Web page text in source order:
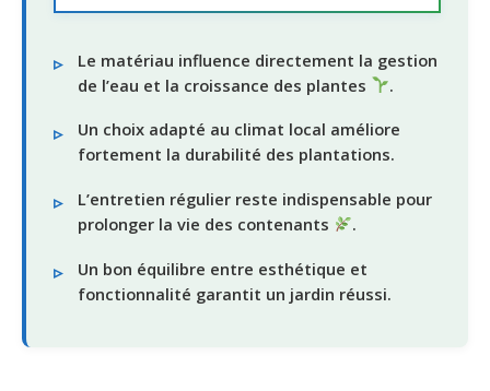
Le matériau influence directement la gestion
de l’eau et la croissance des plantes
.
Un choix adapté au climat local améliore
fortement la durabilité des plantations.
L’entretien régulier reste indispensable pour
prolonger la vie des contenants
.
Un bon équilibre entre esthétique et
fonctionnalité garantit un jardin réussi.